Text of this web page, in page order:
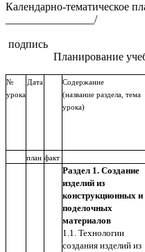
Календарно-тематическое
________________/
подпись
Планирование
№
урока
Дата
Содержание
(название раздела, тема
урока)
план факт
Раздел 1. Создание
изделий из
конструкционных и
поделочных
материалов
1.1. Технологии
создания изделий из